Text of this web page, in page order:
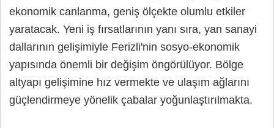
ekonomik canlanma, geniş ölçekte olumlu etkiler
yaratacak. Yeni iş fırsatlarının yanı sıra, yan sanayi
dallarının gelişimiyle Ferizli'nin sosyo-ekonomik
yapısında önemli bir değişim öngörülüyor. Bölge
altyapı gelişimine hız vermekte ve ulaşım ağlarını
güçlendirmeye yönelik çabalar yoğunlaştırılmakta.